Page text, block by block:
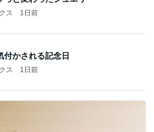
ス 1日前
付かされる記念日
ス 1日前